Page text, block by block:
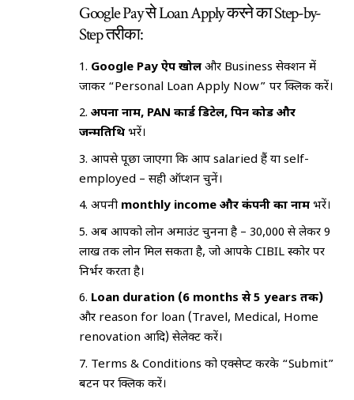
Google Pay से Loan Apply करने का Step-by-
Step तरीका:
Google Pay ऐप खोलें और Business सेक्शन में
जाकर “Personal Loan Apply Now” पर क्लिक करें।
अपना नाम, PAN कार्ड डिटेल, पिन कोड और
जन्मतिथि भरें।
आपसे पूछा जाएगा कि आप salaried हैं या self-
employed – सही ऑप्शन चुनें।
अपनी monthly income और कंपनी का नाम भरें।
अब आपको लोन अमाउंट चुनना है – ₹30,000 से लेकर ₹9
लाख तक लोन मिल सकता है, जो आपके CIBIL स्कोर पर
निर्भर करता है।
Loan duration (6 months से 5 years तक)
और reason for loan (Travel, Medical, Home
renovation आदि) सेलेक्ट करें।
Terms & Conditions को एक्सेप्ट करके “Submit”
बटन पर क्लिक करें।